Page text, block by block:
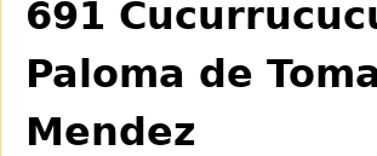
top
top
691
Paloma de
Mendez